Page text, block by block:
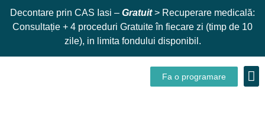
Decontare prin CAS Iasi – Gratuit> Recuperare medicală:
Consultație + 4 proceduri Gratuite în fiecare zi (timp de 10
zile), in limita fondului disponibil.
Fa o programare